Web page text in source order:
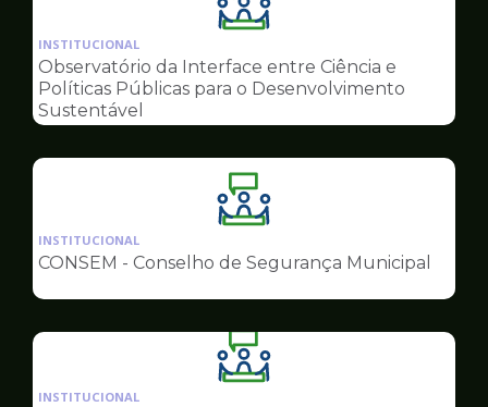
Ilustração
da
pagina
de
INSTITUCIONAL
Observatório da Interface entre Ciência e
Políticas Públicas para o Desenvolvimento
Sustentável
Ilustração
da
pagina
Conselhos
INSTITUCIONAL
CONSEM - Conselho de Segurança Municipal
Ilustração
da
INSTITUCIONAL